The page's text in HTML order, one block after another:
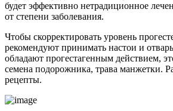
будет эффективно нетрадиционное
от степени заболевания.
Чтобы скорректировать уровень
рекомендуют принимать настои и
обладают прогестагенным действием,
семена подорожника, трава манжетки.
рецепты.